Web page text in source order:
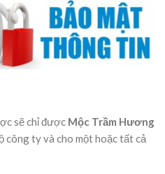
sẽ chỉ được Mộc Trầm Hương
công ty và cho một hoặc tất cả